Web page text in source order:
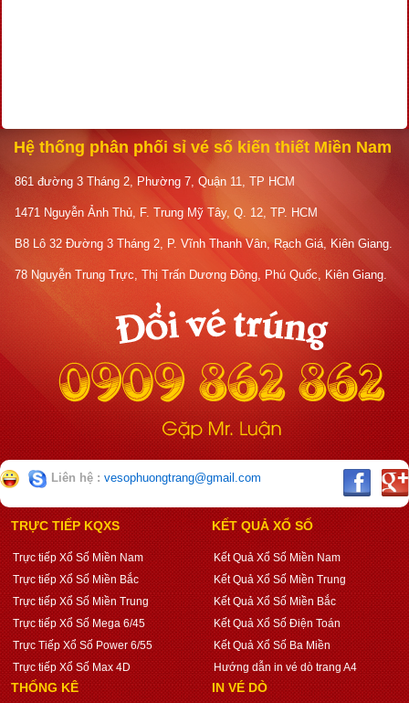
Hệ thống phân phối sỉ vé số kiến thiết Miền Nam
861 đường 3 Tháng 2, Phường 7, Quận 11, TP HCM
1471 Nguyễn Ảnh Thủ, F. Trung Mỹ Tây, Q. 12, TP. HCM
B8 Lô 32 Đường 3 Tháng 2, P. Vĩnh Thanh Vân, Rạch Giá, Kiên Giang.
78 Nguyễn Trung Trực, Thị Trấn Dương Đông, Phú Quốc, Kiên Giang.
Liên hệ : vesophuongtrang@gmail.com
TRỰC TIẾP KQXS
Trực tiếp Xổ Số Miền Nam
Trực tiếp Xổ Số Miền Bắc
Trực tiếp Xổ Số Miền Trung
Trực tiếp Xổ Số Mega 6/45
Trực Tiếp Xổ Số Power 6/55
Trực tiếp Xổ Số Max 4D
KẾT QUẢ XỔ SỐ
Kết Quả Xổ Số Miền Nam
Kết Quả Xổ Số Miền Trung
Kết Quả Xổ Số Miền Bắc
Kết Quả Xổ Số Điện Toán
Kết Quả Xổ Số Ba Miền
Hướng dẫn in vé dò trang A4
THỐNG KÊ IN VÉ DÒ